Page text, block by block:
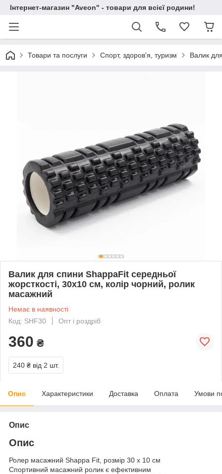
Інтернет-магазин "Aveon" - товари для всієї родини!
Товари та послуги Спорт, здоров'я, туризм Валик
Валик для спини ShappaFit середньої
жорсткості, 30х10 см, колір чорний, ролик
масажний
Немає в наявності
Код: SHF30
Опт і роздріб
360 ₴
240 ₴ від 2 шт.
Опис Характеристики Доставка Оплата Умови
Опис
Опис
Ролер масажний Shappa Fit, розмір 30 х 10 см
Спортивний масажний ролик є ефективним